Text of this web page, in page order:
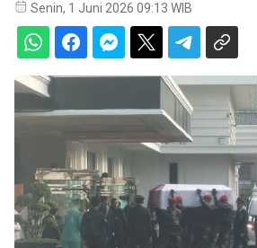
Senin, 1 Juni 2026 09:13 WIB